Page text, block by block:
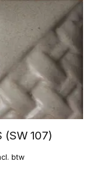
(SW 107)
btw